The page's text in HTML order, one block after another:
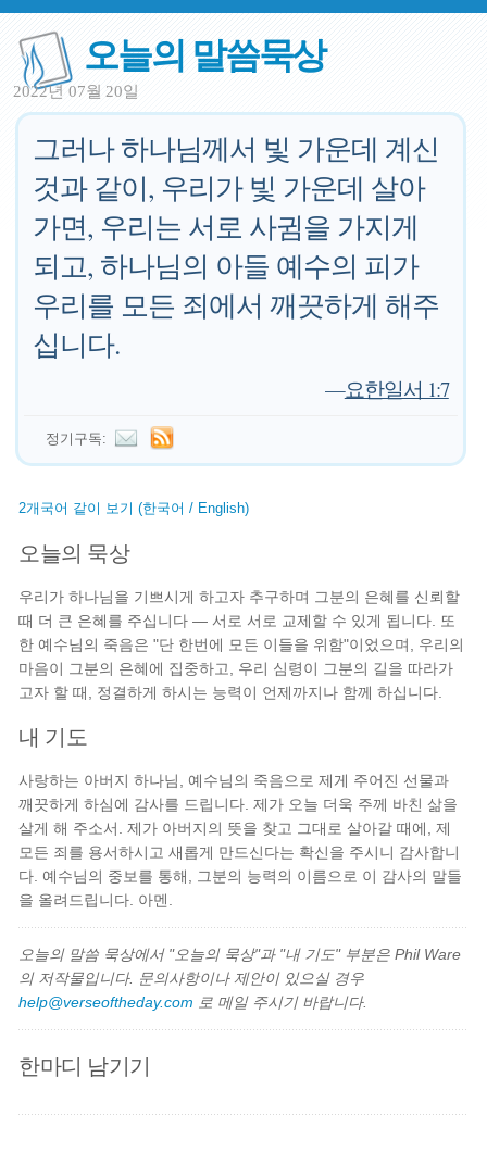
오늘의 말씀묵상
2022년 07월 20일
그러나 하나님께서 빛 가운데 계신
것과 같이, 우리가 빛 가운데 살아
가면, 우리는 서로 사귐을 가지게
되고, 하나님의 아들 예수의 피가
우리를 모든 죄에서 깨끗하게 해주
십니다.
—요한일서 1:7
정기구독:
2개국어 같이 보기 (한국어 / English)
오늘의 묵상
우리가 하나님을 기쁘시게 하고자 추구하며 그분의 은혜를 신뢰할
때 더 큰 은혜를 주십니다 — 서로 서로 교제할 수 있게 됩니다. 또
한 예수님의 죽음은 "단 한번에 모든 이들을 위함"이었으며, 우리의
마음이 그분의 은혜에 집중하고, 우리 심령이 그분의 길을 따라가
고자 할 때, 정결하게 하시는 능력이 언제까지나 함께 하십니다.
내 기도
사랑하는 아버지 하나님, 예수님의 죽음으로 제게 주어진 선물과
깨끗하게 하심에 감사를 드립니다. 제가 오늘 더욱 주께 바친 삶을
살게 해 주소서. 제가 아버지의 뜻을 찾고 그대로 살아갈 때에, 제
모든 죄를 용서하시고 새롭게 만드신다는 확신을 주시니 감사합니
다. 예수님의 중보를 통해, 그분의 능력의 이름으로 이 감사의 말들
을 올려드립니다. 아멘.
오늘의 말씀 묵상에서 "오늘의 묵상"과 "내 기도" 부분은 Phil Ware
의 저작물입니다. 문의사항이나 제안이 있으실 경우
help@verseoftheday.com 로 메일 주시기 바랍니다.
한마디 남기기